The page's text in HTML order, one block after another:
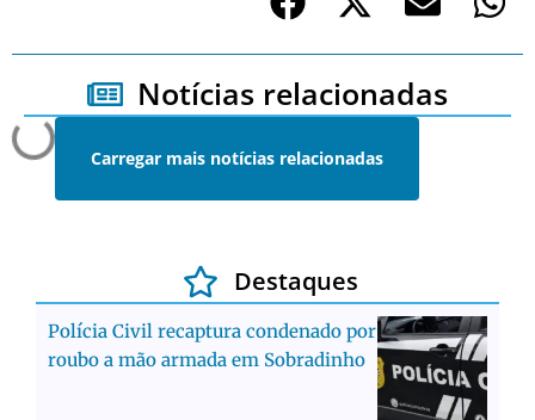
Notícias relacionadas
Carregar mais notícias relacionadas
Destaques
Polícia Civil recaptura condenado por
roubo a mão armada em Sobradinho